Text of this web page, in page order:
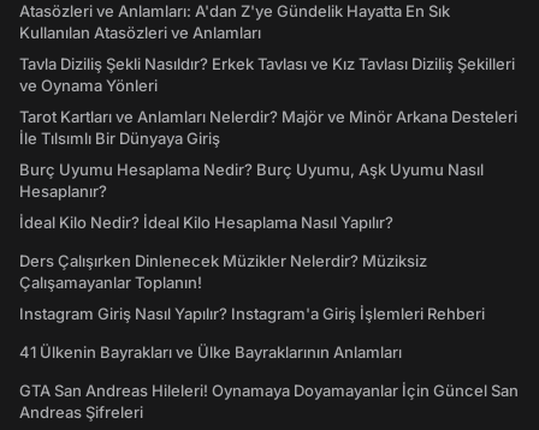
Atasözleri ve Anlamları: A'dan Z'ye Gündelik Hayatta En Sık
Kullanılan Atasözleri ve Anlamları
Tavla Diziliş Şekli Nasıldır? Erkek Tavlası ve Kız Tavlası Diziliş Şekilleri
ve Oynama Yönleri
Tarot Kartları ve Anlamları Nelerdir? Majör ve Minör Arkana Desteleri
İle Tılsımlı Bir Dünyaya Giriş
Burç Uyumu Hesaplama Nedir? Burç Uyumu, Aşk Uyumu Nasıl
Hesaplanır?
İdeal Kilo Nedir? İdeal Kilo Hesaplama Nasıl Yapılır?
Ders Çalışırken Dinlenecek Müzikler Nelerdir? Müziksiz
Çalışamayanlar Toplanın!
Instagram Giriş Nasıl Yapılır? Instagram'a Giriş İşlemleri Rehberi
41 Ülkenin Bayrakları ve Ülke Bayraklarının Anlamları
GTA San Andreas Hileleri! Oynamaya Doyamayanlar İçin Güncel San
Andreas Şifreleri